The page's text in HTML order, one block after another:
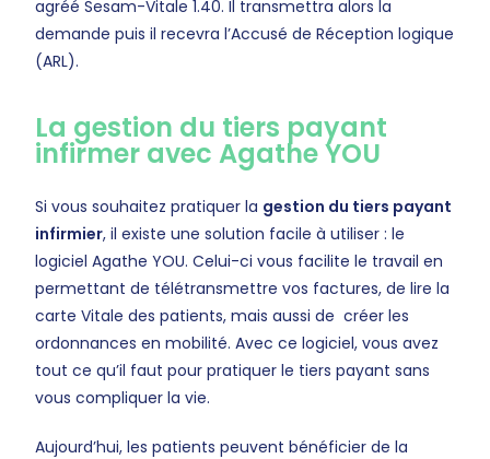
agréé Sesam-Vitale 1.40. Il transmettra alors la
demande puis il recevra l’Accusé de Réception logique
(ARL).
La gestion du tiers payant
infirmer avec Agathe YOU
Si vous souhaitez pratiquer la gestion du tiers payant
infirmier, il existe une solution facile à utiliser : le
logiciel Agathe YOU. Celui-ci vous facilite le travail en
permettant de télétransmettre vos factures, de lire la
carte Vitale des patients, mais aussi de créer les
ordonnances en mobilité. Avec ce logiciel, vous avez
tout ce qu’il faut pour pratiquer le tiers payant sans
vous compliquer la vie.
Aujourd’hui, les patients peuvent bénéficier de la